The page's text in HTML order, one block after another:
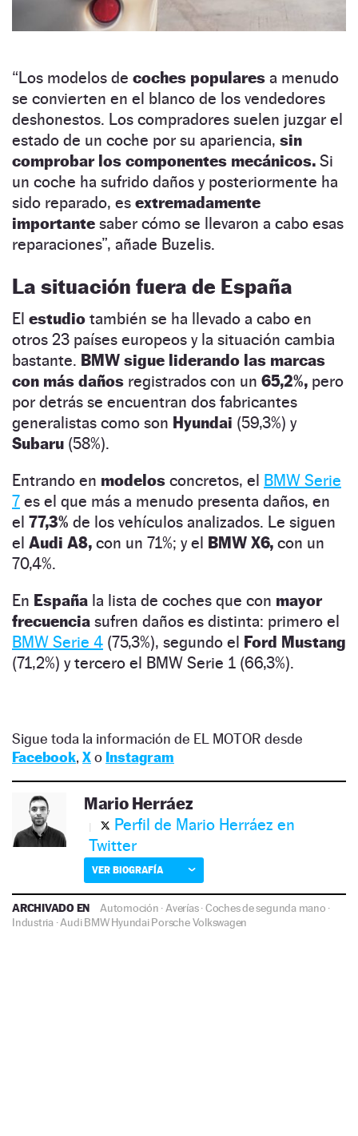
“Los modelos de coches populares a menudo
se convierten en el blanco de los vendedores
deshonestos. Los compradores suelen juzgar el
estado de un coche por su apariencia, sin
comprobar los componentes mecánicos. Si
un coche ha sufrido daños y posteriormente ha
sido reparado, es extremadamente
importante saber cómo se llevaron a cabo esas
reparaciones”, añade Buzelis.
La situación fuera de España
El estudio también se ha llevado a cabo en
otros 23 países europeos y la situación cambia
bastante. BMW sigue liderando las marcas
con más daños registrados con un 65,2%, pero
por detrás se encuentran dos fabricantes
generalistas como son Hyundai (59,3%) y
Subaru (58%).
Entrando en modelos concretos, el BMW Serie
7 es el que más a menudo presenta daños, en
el 77,3% de los vehículos analizados. Le siguen
el Audi A8, con un 71%; y el BMW X6, con un
70,4%.
En España la lista de coches que con mayor
frecuencia sufren daños es distinta: primero el
BMW Serie 4 (75,3%), segundo el Ford Mustang
(71,2%) y tercero el BMW Serie 1 (66,3%).
Sigue toda la información de EL MOTOR desde
Facebook, Xo Instagram
Mario Herráez
Perfil de Mario Herráez en
Twitter
VER BIOGRAFÍA
ARCHIVADO EN Automoción · Averías·Coches de segunda mano ·
Industria·Audi BMW Hyundai Porsche Volkswagen